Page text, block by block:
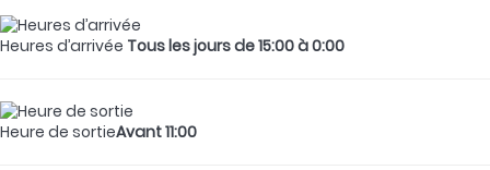
Heures d’arrivée Tous les jours de 15:00 à 0:00
Heure de sortieAvant 11:00